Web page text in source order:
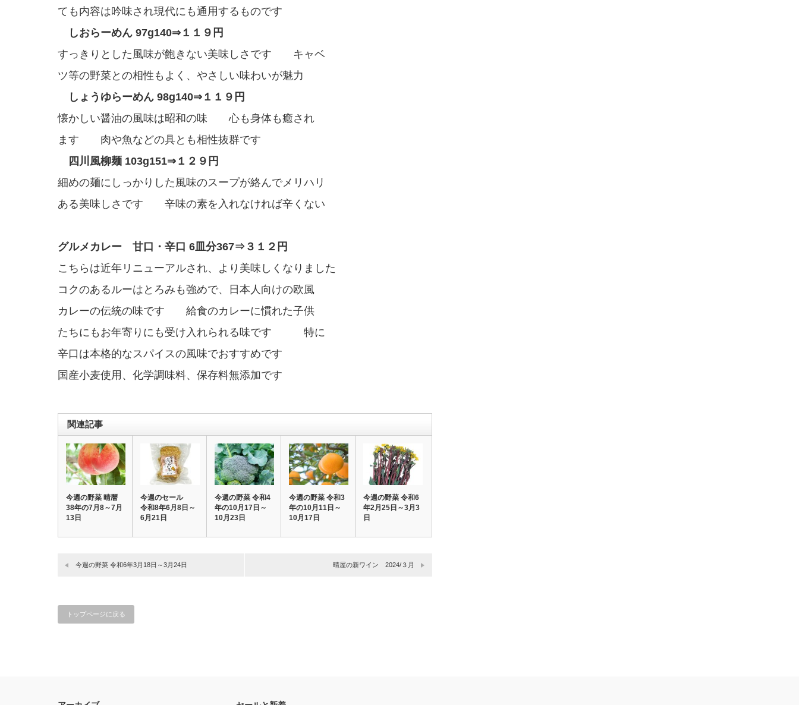
ても内容は吟味され現代にも通用するものです
しおらーめん 97g140⇒１１９円
すっきりとした風味が飽きない美味しさです キャベ
ツ等の野菜との相性もよく、やさしい味わいが魅力
しょうゆらーめん 98g140⇒１１９円
懐かしい醤油の風味は昭和の味 心も身体も癒され
ます 肉や魚などの具とも相性抜群です
四川風柳麺 103g151⇒１２９円
細めの麺にしっかりした風味のスープが絡んでメリハリ
ある美味しさです 辛味の素を入れなければ辛くない
グルメカレー 甘口・辛口 6皿分367⇒３１２円
こちらは近年リニューアルされ、より美味しくなりました
コクのあるルーはとろみも強めで、日本人向けの欧風
カレーの伝統の味です 給食のカレーに慣れた子供
たちにもお年寄りにも受け入れられる味です 特に
辛口は本格的なスパイスの風味でおすすめです
国産小麦使用、化学調味料、保存料無添加です
関連記事
今週の野菜 晴暦
38年の7月8～7月
13日
今週のセール
令和8年6月8日～
6月21日
今週の野菜 令和4
年の10月17日～
10月23日
今週の野菜 令和3
年の10月11日～
10月17日
今週の野菜 令和6
年2月25日～3月3
日
今週の野菜 令和6年3月18日～3月24日 晴屋の新ワイン 2024/３月
トップページに戻る